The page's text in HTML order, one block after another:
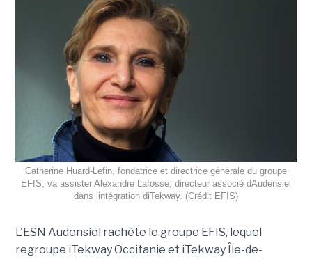
Catherine Huard-Lefin, fondatrice et directrice générale du groupe
EFIS, va assister Alexandre Lafosse, directeur associé dAudensiel
dans lintégration diTekway. (Crédit EFIS)
L'ESN Audensiel rachète le groupe EFIS, lequel
regroupe iTekway Occitanie et iTekway Île-de-